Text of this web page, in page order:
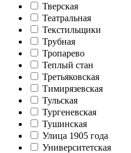
Тверская
Театральная
Текстильщики
Трубная
Тропарево
Теплый стан
Третьяковская
Тимирязевская
Тульская
Тургеневская
Тушинская
Улица 1905 года
Университетская